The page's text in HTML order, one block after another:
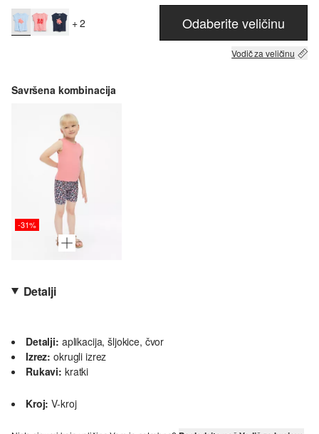
+ 2 Odaberite veličinu
Vodič za veličinu
Savršena kombinacija
-31%
Detalji
Detalji: aplikacija, šljokice, čvor
Izrez: okrugli izrez
Rukavi: kratki
Kroj: V-kroj